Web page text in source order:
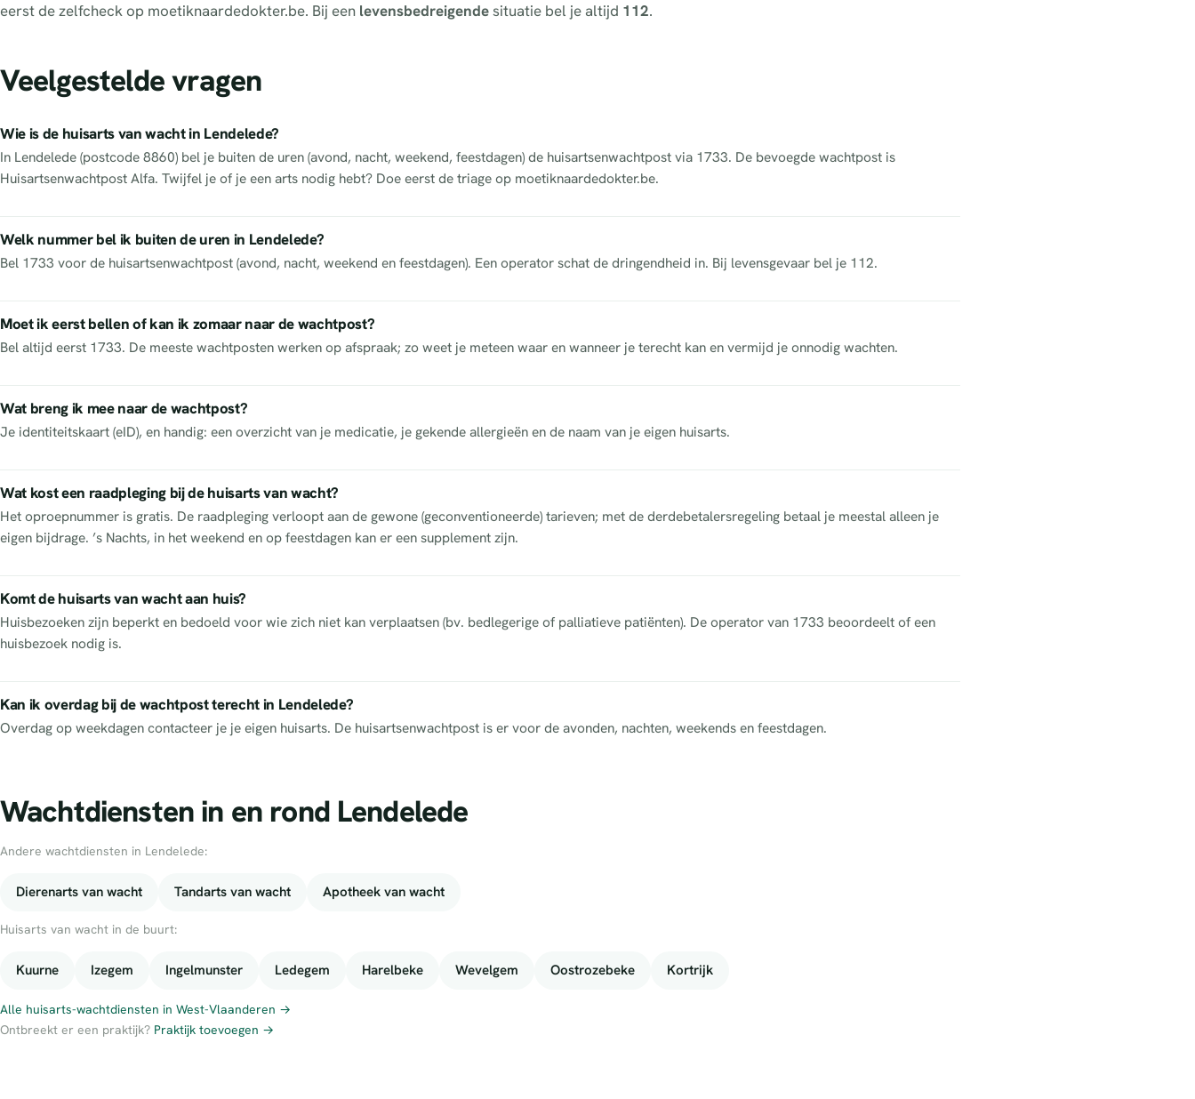
eerst de zelfcheck op moetiknaardedokter.be. Bij een levensbedreigendesituatie bel je altijd 112.
Veelgestelde vragen
Wie is de huisarts van wacht in Lendelede?
In Lendelede (postcode 8860) bel je buiten de uren (avond, nacht, weekend, feestdagen) de huisartsenwachtpost via 1733. De bevoegde wachtpost is
Huisartsenwachtpost Alfa. Twijfel je of je een arts nodig hebt? Doe eerst de triage op moetiknaardedokter.be.
Welk nummer bel ik buiten de uren in Lendelede?
Bel 1733 voor de huisartsenwachtpost (avond, nacht, weekend en feestdagen). Een operator schat de dringendheid in. Bij levensgevaar bel je 112.
Moet ik eerst bellen of kan ik zomaar naar de wachtpost?
Bel altijd eerst 1733. De meeste wachtposten werken op afspraak; zo weet je meteen waar en wanneer je terecht kan en vermijd je onnodig wachten.
Wat breng ik mee naar de wachtpost?
Je identiteitskaart (eID), en handig: een overzicht van je medicatie, je gekende allergieën en de naam van je eigen huisarts.
Wat kost een raadpleging bij de huisarts van wacht?
Het oproepnummer is gratis. De raadpleging verloopt aan de gewone (geconventioneerde) tarieven; met de derdebetalersregeling betaal je meestal alleen je
eigen bijdrage. ’s Nachts, in het weekend en op feestdagen kan er een supplement zijn.
Komt de huisarts van wacht aan huis?
Huisbezoeken zijn beperkt en bedoeld voor wie zich niet kan verplaatsen (bv. bedlegerige of palliatieve patiënten). De operator van 1733 beoordeelt of een
huisbezoek nodig is.
Kan ik overdag bij de wachtpost terecht in Lendelede?
Overdag op weekdagen contacteer je je eigen huisarts. De huisartsenwachtpost is er voor de avonden, nachten, weekends en feestdagen.
Wachtdiensten in en rond Lendelede
Andere wachtdiensten in Lendelede:
Dierenarts van wacht Tandarts van wacht Apotheek van wacht
Huisarts van wacht in de buurt:
Kuurne Izegem Ingelmunster Ledegem Harelbeke Wevelgem Oostrozebeke Kortrijk
Alle huisarts-wachtdiensten in West-Vlaanderen →
Ontbreekt er een praktijk? Praktijk toevoegen →